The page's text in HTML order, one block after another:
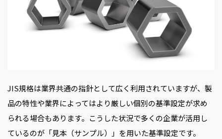
JIS規格は業界共通の指針として広く利用されていますが、製
品の特性や業界によってはより厳しい個別の基準設定が求め
られる場合もあります。こうした状況で多くの企業が活用し
ているのが「見本（サンプル）」を用いた基準設定です。